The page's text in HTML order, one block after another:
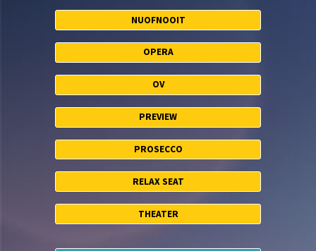
NUOFNOOIT
OPERA
OV
PREVIEW
PROSECCO
RELAX SEAT
THEATER